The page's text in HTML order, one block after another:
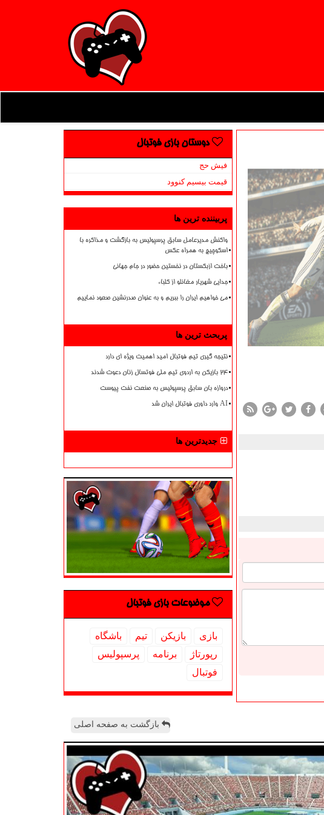
دوستان بازی فوتبال
فیش حج
قیمت بیسیم کنوود
پربیننده ترین ها
واکنش مدیرعامل سابق پرسپولیس به بازگشت و مذاکره با
اسکوچیچ به همراه عکس
باخت ازبکستان در نخستین حضور در جام جهانی
جدایی شهریار مغانلو از کلباء
می خواهیم ایران را ببریم و به عنوان صدرنشین صعود نماییم
پربحث ترین ها
نتیجه گیری تیم فوتبال امید اهمیت ویژه ای دارد
۲۴ بازیکن به اردوی تیم ملی فوتسال زنان دعوت شدند
دروازه بان سابق پرسپولیس به صنعت نفت پیوست
AI وارد داوری فوتبال ایران شد
جدیدترین ها
موضوعات بازی فوتبال
بازی بازیكن تیم
باشگاه
رپورتاژ
برنامه
پرسپولیس
فوتبال
بازگشت به صفحه اصلی